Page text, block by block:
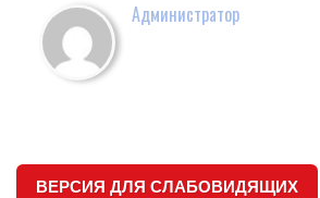
Администратор
ВЕРСИЯ ДЛЯ СЛАБОВИДЯЩИХ